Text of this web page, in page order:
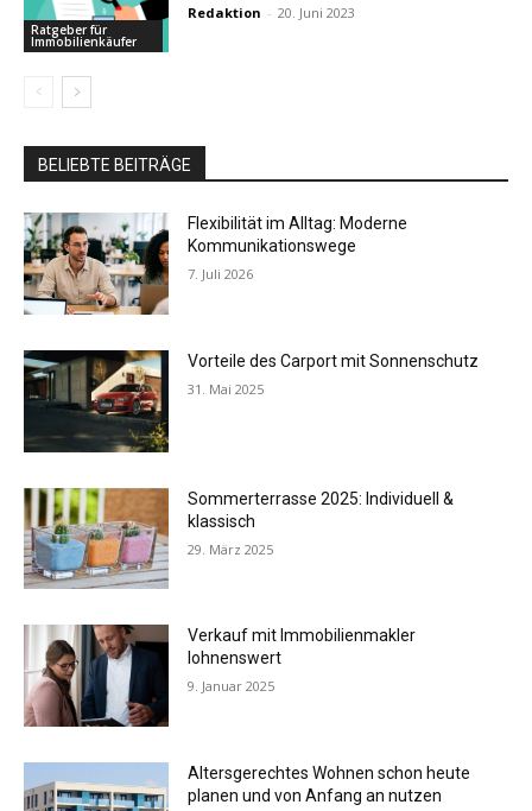
Ratgeber für
Immobilienkäufer
Redaktion - 20. Juni 2023
BELIEBTE BEITRÄGE
Flexibilität im Alltag: Moderne
Kommunikationswege
7. Juli 2026
Vorteile des Carport mit Sonnenschutz
31. Mai 2025
Sommerterrasse 2025: Individuell &
klassisch
29. März 2025
Verkauf mit Immobilienmakler
lohnenswert
9. Januar 2025
Altersgerechtes Wohnen schon heute
planen und von Anfang an nutzen